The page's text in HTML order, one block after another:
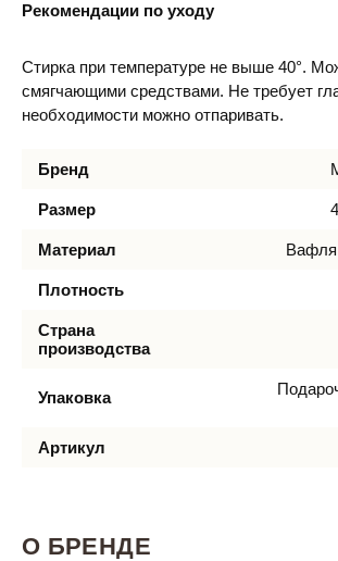
Рекомендации по уходу
Стирка при температуре не выше 40°.
смягчающими средствами. Не требует
необходимости можно отпаривать.
Бренд
Размер
Материал Вафля
Плотность
Страна
производства
Упаковка
Артикул
О БРЕНДЕ